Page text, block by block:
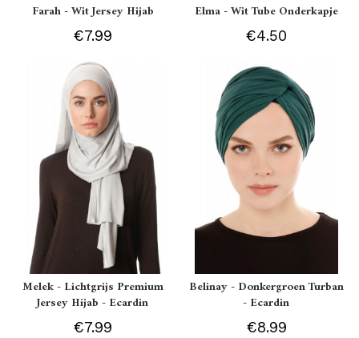
Farah - Wit Jersey Hijab
€7.99
Elma - Wit Tube Onderkapje
€4.50
Melek - Lichtgrijs Premium
Jersey Hijab - Ecardin
€7.99
Belinay - Donkergroen Turban
- Ecardin
€8.99